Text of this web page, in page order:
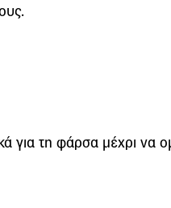
για τη φάρσα μέχρι να